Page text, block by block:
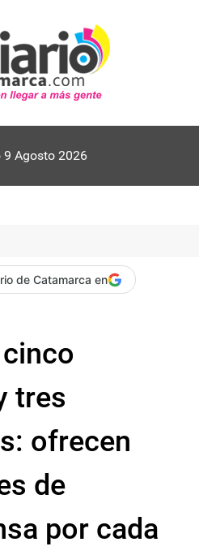
9 Agosto 2026
de Catamarca en
tres
ofrecen
de
por cada